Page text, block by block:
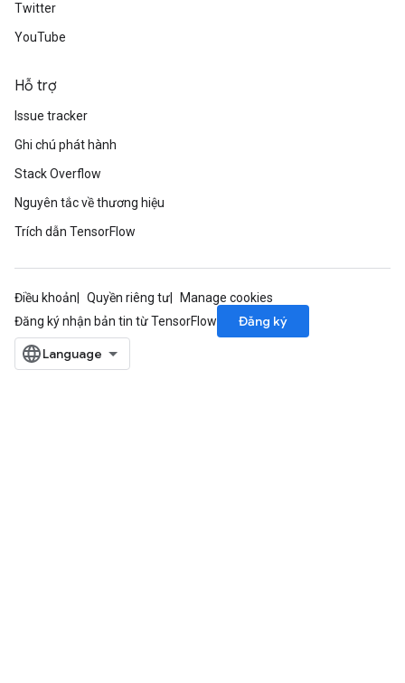
Twitter
YouTube
Hỗ trợ
Issue tracker
Ghi chú phát hành
Stack Overflow
Nguyên tắc về thương hiệu
Trích dẫn TensorFlow
Điều khoản Quyền riêng tư
Manage cookies
Đăng ký nhận bản tin từ TensorFlow
Đăng ký